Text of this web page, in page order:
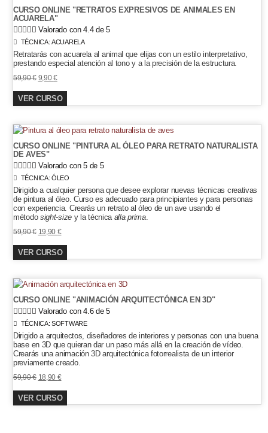
CURSO ONLINE "RETRATOS EXPRESIVOS DE ANIMALES EN
ACUARELA"
     Valorado con 4.4 de 5
TÉCNICA:ACUARELA
Retratarás con acuarela al animal que elijas con un estilo interpretativo,
prestando especial atención al tono y a la precisión de la estructura.
59,90€ El
precio
original
59,90 €.
9,90€El
precio
actual
9,90 €.
VER CURSO
CURSO ONLINE "PINTURA AL ÓLEO PARA RETRATO NATURALISTA
DE AVES"
     Valorado con 5 de 5
TÉCNICA:ÓLEO
Dirigido a cualquier persona que desee explorar nuevas técnicas creativas
de pintura al óleo. Curso es adecuado para principiantes y para personas
con experiencia. Crearás un retrato al óleo de un ave usando el
método sight-sizey la técnica alla prima.
59,90€ El
precio
original
59,90 €.
19,90 €El
precio
actual
19,90 €.
VER CURSO
CURSO ONLINE "ANIMACIÓN ARQUITECTÓNICA EN 3D"
     Valorado con 4.6 de 5
TÉCNICA:SOFTWARE
Dirigido a arquitectos, diseñadores de interiores y personas con una buena
base en 3D que quieran dar un paso más allá en la creación de vídeo.
Crearás una animación 3D arquitectónica fotorrealista de un interior
previamente creado.
59,90€ El
precio
original
18,90 €El
precio
actual
VER CURSO